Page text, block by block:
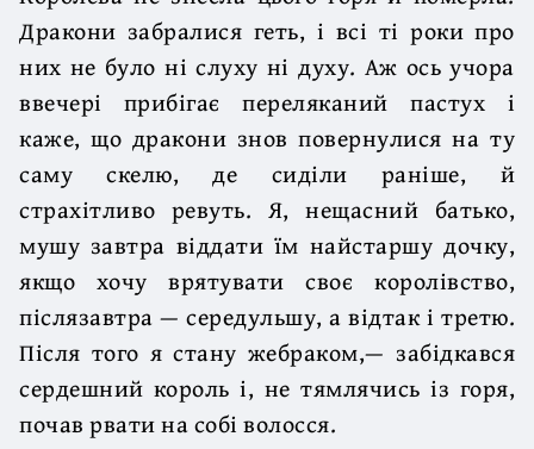
Дракони забралися геть, і всі ті роки про
них не було ні слуху ні духу. Аж ось учора
ввечері прибігає переляканий пастух і
каже, що дракони знов повернулися на ту
саму скелю, де сиділи раніше, й
страхітливо ревуть. Я, нещасний батько,
мушу завтра віддати їм найстаршу дочку,
якщо хочу врятувати своє королівство,
післязавтра — середульшу, а відтак і третю.
Після того я стану жебраком,— забідкався
сердешний король і, не тямлячись із горя,
почав рвати на собі волосся.